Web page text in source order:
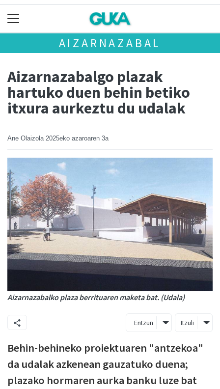
AIZARNAZABAL
Aizarnazabalgo plazak
hartuko duen behin betiko
itxura aurkeztu du udalak
Ane Olaizola 2025eko azaroaren 3a
Aizarnazabalko plaza berrituaren maketa bat. (Udala)
Entzun Itzuli
Behin-behineko proiektuaren "antzekoa"
da udalak azkenean gauzatuko duena;
plazako hormaren aurka banku luze bat